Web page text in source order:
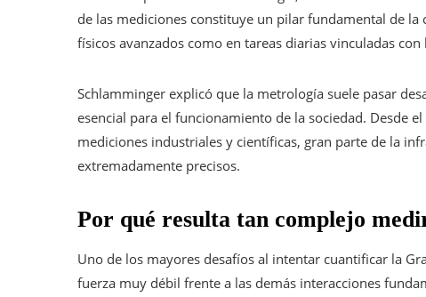
de las mediciones constituye un pilar fundamental de
físicos avanzados como en tareas diarias vinculadas
Schlamminger explicó que la metrología suele pasar
esencial para el funcionamiento de la sociedad. Desde
mediciones industriales y científicas, gran parte de la
extremadamente precisos.
Por qué resulta tan complejo
Uno de los mayores desafíos al intentar cuantificar la
fuerza muy débil frente a las demás interacciones